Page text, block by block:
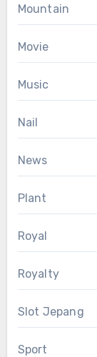
Mountain
Movie
Music
Nail
News
Plant
Royal
Royalty
Slot Jepang
Sport